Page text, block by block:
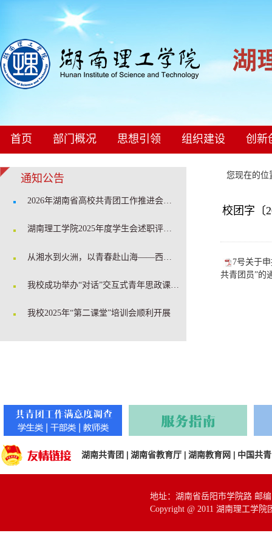
首页 部门概况 思想引领 组织建设 创新
通知公告
2026年湖南省高校共青团工作推进会在我校召开
湖南理工学院2025年度学生会述职评估会顺利召开
我校2025年“第二课堂”培训会顺利开展
您现在的
校团字〔
7号关于
共青团员”的
湖南共青团 | 湖南省教育厅 | 湖南教育网 | 中国共
地址：湖南省岳阳市学院路 邮编
Copyright @ 2011 湖南理工学